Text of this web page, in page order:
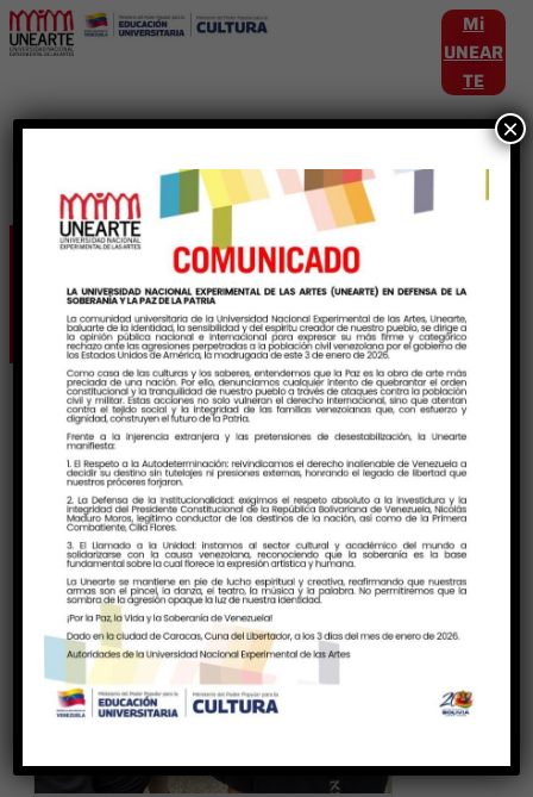
Mi
UNEAR
TE
Etiqueta:CulturayArte
×